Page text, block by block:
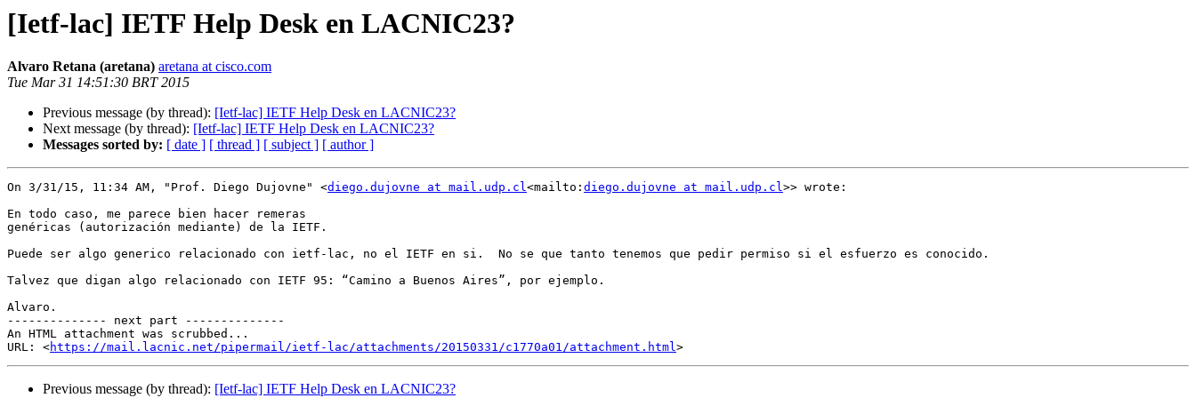
[Ietf-lac] IETF Help Desk en LACNIC23?
Alvaro Retana (aretana) aretana at cisco.com
Tue Mar 31 14:51:30 BRT 2015
Previous message (by thread): [Ietf-lac] IETF Help Desk en LACNIC23?
Next message (by thread): [Ietf-lac] IETF Help Desk en LACNIC23?
Messages sorted by: [ date ] [ thread ] [ subject ] [ author ]
On 3/31/15, 11:34 AM, "Prof. Diego Dujovne" <diego.dujovne at mail.udp.cl<mailto: diego.dujovne at mail.udp.cl>> wrote:
En todo caso, me parece bien hacer remeras
genéricas (autorización mediante) de la IETF.
Puede ser algo generico relacionado con ietf-lac, no el IETF en si.  No se que tanto tenemos que pedir permiso si el esfuerzo es conocido.
Talvez que digan algo relacionado con IETF 95: “Camino a Buenos Aires”, por ejemplo.
Alvaro.
-------------- next part --------------
An HTML attachment was scrubbed...
URL: <https://mail.lacnic.net/pipermail/ietf-lac/attachments/20150331/c1770a01/attachment.html
Previous message (by thread): [Ietf-lac] IETF Help Desk en LACNIC23?